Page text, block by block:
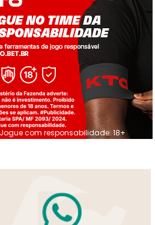
Jogue com responsabilidade. 18+